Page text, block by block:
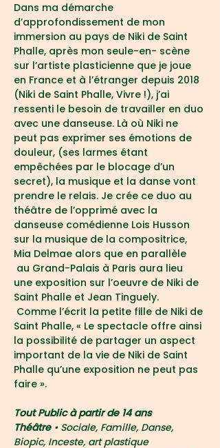
Dans ma démarche
d’approfondissement de mon
immersion au pays de Niki de Saint
Phalle, après mon seule-en- scène
sur l’artiste plasticienne que je joue
en France et à l’étranger depuis 2018
(Niki de Saint Phalle, Vivre !), j’ai
ressenti le besoin de travailler en duo
avec une danseuse. Là où Niki ne
peut pas exprimer ses émotions de
douleur, (ses larmes étant
empêchées par le blocage d’un
secret), la musique et la danse vont
prendre le relais. Je crée ce duo au
théâtre de l’opprimé avec la
danseuse comédienne Lois Husson
sur la musique de la compositrice,
Mia Delmae alors que en parallèle
au Grand-Palais à Paris aura lieu
une exposition sur l’oeuvre de Niki de
Saint Phalle et Jean Tinguely.
Comme l’écrit la petite fille de Niki de
Saint Phalle, « Le spectacle offre ainsi
la possibilité de partager un aspect
important de la vie de Niki de Saint
Phalle qu’une exposition ne peut pas
faire ».
Tout Public à partir de 14 ans
Théâtre • Sociale, Famille, Danse,
Biopic, Inceste, art plastique